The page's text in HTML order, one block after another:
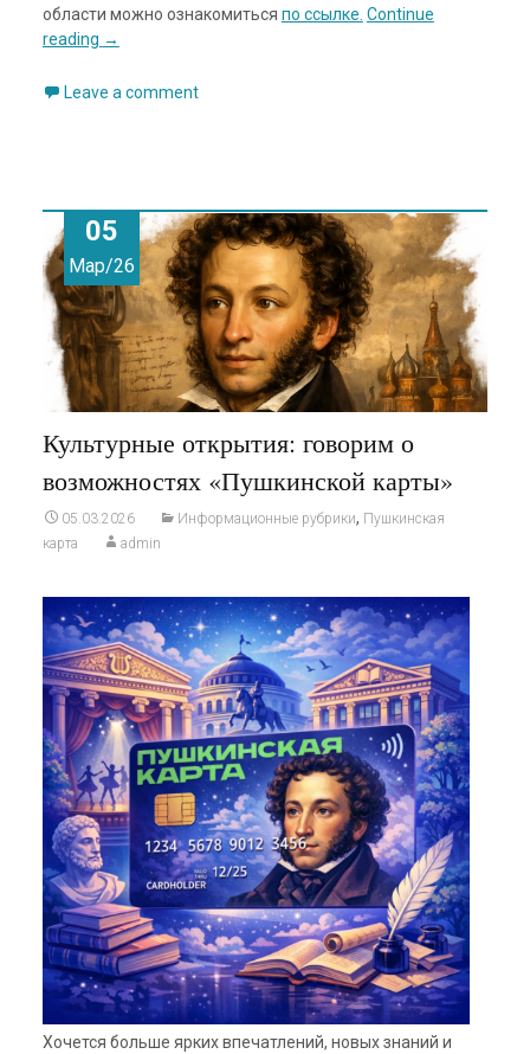
области можно ознакомиться по ссылке. Continue
reading →
Leave a comment
05
Мар/26
Культурные открытия: говорим о
возможностях «Пушкинской карты»
05.03.2026 Информационные рубрики, Пушкинская
карта
admin
Хочется больше ярких впечатлений, новых знаний и